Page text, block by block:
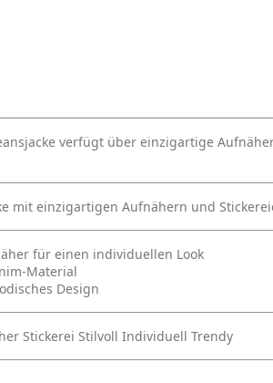
verfügt über einzigartige
mit einzigartigen Aufnähern und
für einen individuellen Look
Material
Design
Stickerei Stilvoll Individuell Trendy